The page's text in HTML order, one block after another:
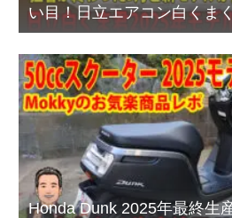
い目！日立エアコン白く
XR2225Sプレミアムモデル
Honda Dunk 2025年最終